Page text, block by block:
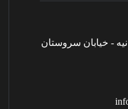
- خیابان سروستان